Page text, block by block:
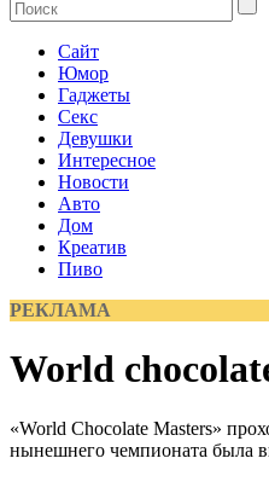
Сайт
Юмор
Гаджеты
Секс
Девушки
Интересное
Новости
Авто
Дом
Креатив
Пиво
РЕКЛАМА
World
«World Chocolate Masters»
нынешнего чемпионата была